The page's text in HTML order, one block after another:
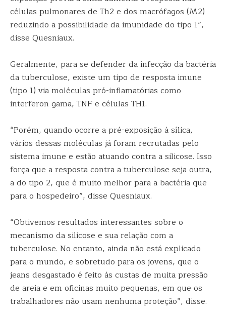
células pulmonares de Th2 e dos macrófagos (M2)
reduzindo a possibilidade da imunidade do tipo 1”,
disse Quesniaux.
Geralmente, para se defender da infecção da bactéria
da tuberculose, existe um tipo de resposta imune
(tipo 1) via moléculas pró-inflamatórias como
interferon gama, TNF e células TH1.
“Porém, quando ocorre a pré-exposição à sílica,
vários dessas moléculas já foram recrutadas pelo
sistema imune e estão atuando contra a silicose. Isso
força que a resposta contra a tuberculose seja outra,
a do tipo 2, que é muito melhor para a bactéria que
para o hospedeiro”, disse Quesniaux.
“Obtivemos resultados interessantes sobre o
mecanismo da silicose e sua relação com a
tuberculose. No entanto, ainda não está explicado
para o mundo, e sobretudo para os jovens, que o
jeans desgastado é feito às custas de muita pressão
de areia e em oficinas muito pequenas, em que os
trabalhadores não usam nenhuma proteção”, disse.